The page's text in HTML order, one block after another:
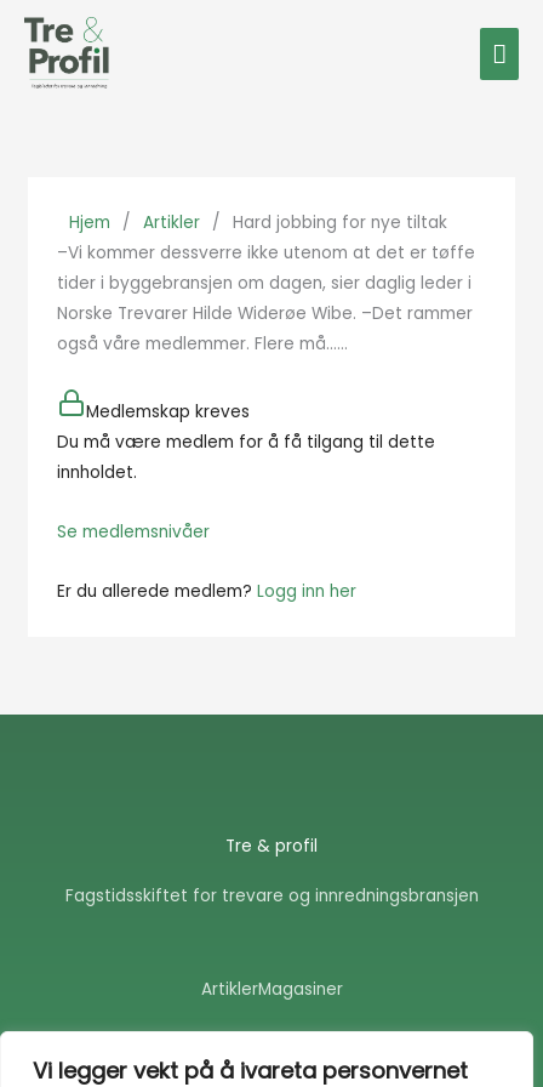
Vi legger vekt på å ivareta personvernet
Hopp
rett
Hjem / Artikler /
Hard jobbing for nye tiltak
–Vi kommer dessverre ikke utenom at det er tøffe
tider i byggebransjen om dagen, sier daglig leder i
Norske Trevarer Hilde Widerøe Wibe. –Det rammer
også våre medlemmer. Flere må…...
Medlemskap kreves
Du må være medlem for å få tilgang til dette
innholdet.
Se medlemsnivåer
Er du allerede medlem?Logg inn her
Tre & profil
Fagstidsskiftet for trevare og innredningsbransjen
ArtiklerMagasiner
a n